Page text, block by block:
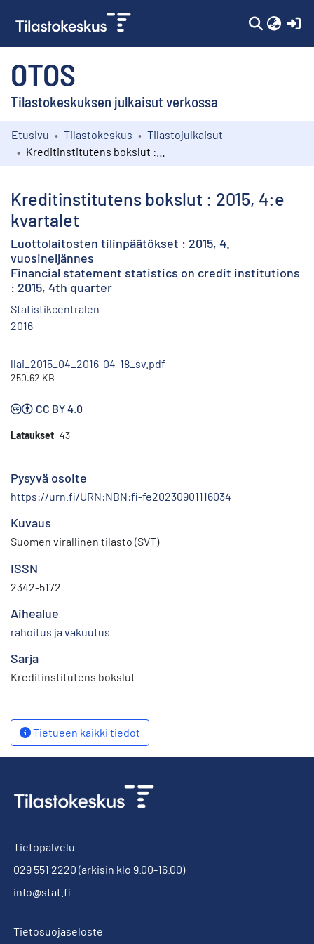
OTOS
Tilastokeskuksen julkaisut verkossa
Kokoelmat
Etusivu Tilastokeskus
Tilastojulkaisut
Kreditinstitutens bokslut : 2015, 4:e
kvartalet
Luottolaitosten tilinpäätökset : 2015, 4.
vuosineljännes
Financial statement statistics on credit institutions
: 2015, 4th quarter
Statistikcentralen
2016
llai_2015_04_2016-04-18_sv.pdf
250.62 KB
CC BY 4.0
Lataukset 43
Pysyvä osoite
https://urn.fi/URN:NBN:fi-fe20230901116034
Kuvaus
Suomen virallinen tilasto (SVT)
ISSN
2342-5172
Aihealue
rahoitus ja vakuutus
Sarja
Kreditinstitutens bokslut
Tietueen kaikki tiedot
Tietopalvelu
029 551 2220 (arkisin klo 9.00-16.00)
info@stat.fi
Tietosuojaseloste